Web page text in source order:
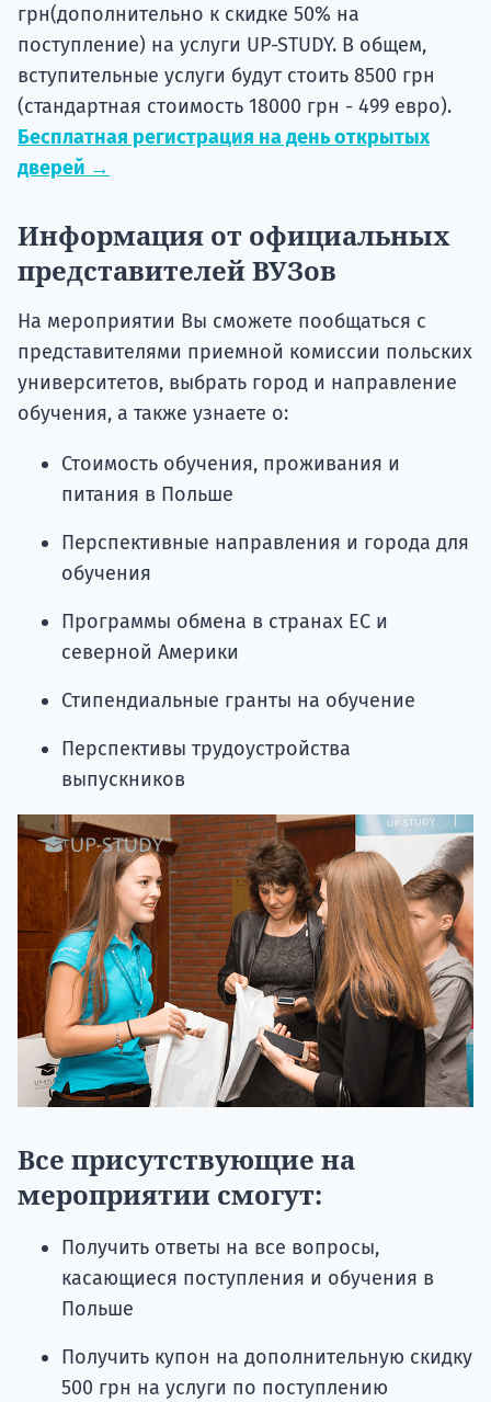
грн(дополнительно к скидке 50% на
поступление) на услуги UP-STUDY. В общем,
вступительные услуги будут стоить 8500 грн
(стандартная стоимость 18000 грн - 499 евро).
Бесплатная регистрация на день открытых
дверей →
Информация от официальных
представителей ВУЗов
На мероприятии Вы сможете пообщаться с
представителями приемной комиссии польских
университетов, выбрать город и направление
обучения, а также узнаете о:
Стоимость обучения, проживания и
питания в Польше
Перспективные направления и города для
обучения
Программы обмена в странах ЕС и
северной Америки
Стипендиальные гранты на обучение
Перспективы трудоустройства
выпускников
Все присутствующие на
мероприятии смогут:
Получить ответы на все вопросы,
касающиеся поступления и обучения в
Польше
Получить купон на дополнительную скидку
500 грн на услуги по поступлению